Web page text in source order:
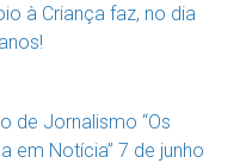
à Criança faz, no dia
de Jornalismo “Os
em Notícia” 7 de junho